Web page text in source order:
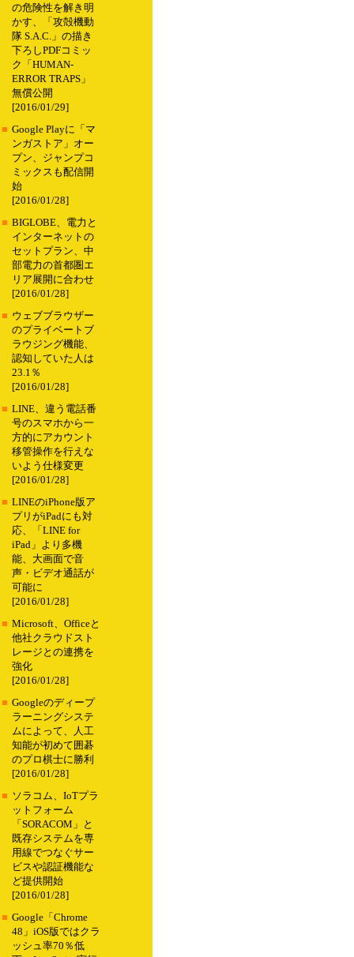
の危険性を解き明
かす、「攻殻機動
隊 S.A.C.」の描き
下ろしPDFコミッ
ク「HUMAN-
ERROR TRAPS」
無償公開
[2016/01/29]
■ Google Playに「マ
ンガストア」オー
プン、ジャンプコ
ミックスも配信開
始
[2016/01/28]
■ BIGLOBE、電力と
インターネットの
セットプラン、中
部電力の首都圏エ
リア展開に合わせ
[2016/01/28]
■ ウェブブラウザー
のプライベートブ
ラウジング機能、
認知していた人は
23.1％
[2016/01/28]
■ LINE、違う電話番
号のスマホから一
方的にアカウント
移管操作を行えな
いよう仕様変更
[2016/01/28]
■ LINEのiPhone版ア
プリがiPadにも対
応、「LINE for
iPad」より多機
能、大画面で音
声・ビデオ通話が
可能に
[2016/01/28]
■ Microsoft、Officeと
他社クラウドスト
レージとの連携を
強化
[2016/01/28]
■ Googleのディープ
ラーニングシステ
ムによって、人工
知能が初めて囲碁
のプロ棋士に勝利
[2016/01/28]
■ ソラコム、IoTプラ
ットフォーム
「SORACOM」と
既存システムを専
用線でつなぐサー
ビスや認証機能な
ど提供開始
[2016/01/28]
■ Google「Chrome
48」iOS版ではクラ
ッシュ率70％低